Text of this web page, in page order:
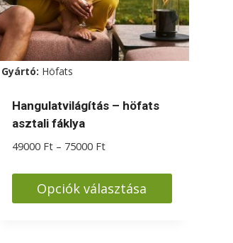
Gyártó: Höfats
Hangulatvilágítás – höfats
asztali fáklya
49000 Ft – 75000 FtÁrtartomány:
-
75000 Ft
Opciók választása